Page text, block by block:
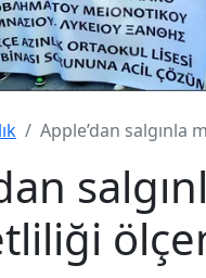
Apple’dan salgınla